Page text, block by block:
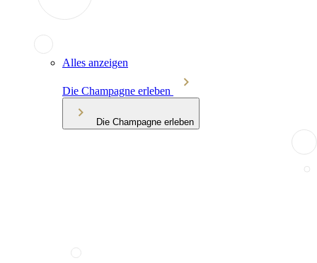
Alles anzeigen
Die Champagne erleben
Die Champagne erleben